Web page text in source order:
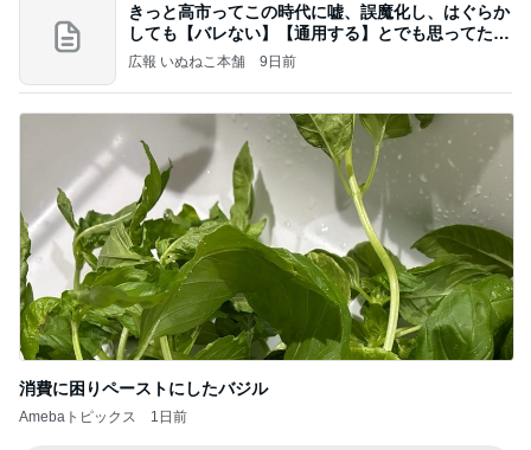
きっと高市ってこの時代に嘘、誤魔化し、はぐらか
しても【バレない】【通用する】とでも思ってたん
だろ
広報 いぬねこ本舗 9日前
消費に困りペーストにしたバジル
Amebaトピックス 1日前